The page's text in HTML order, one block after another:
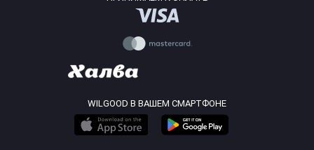
WILGOOD В ВАШЕМ СМАРТФОНЕ